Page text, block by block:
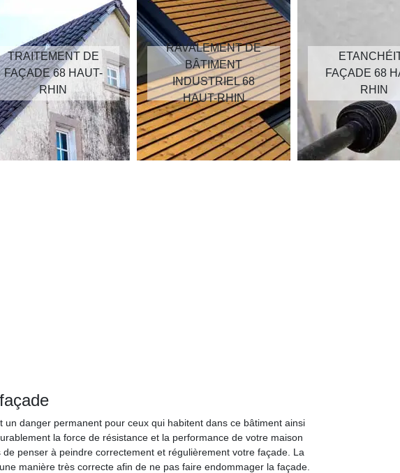
TRAITEMENT DE
FAÇADE 68 HAUT-
RHIN
RAVALEMENT DE
BÂTIMENT
INDUSTRIEL 68
HAUT-RHIN
FAÇADE 68
RHIN
danger permanent pour ceux qui habitent dans ce bâtiment ainsi
la force de résistance et la performance de votre maison
penser à peindre correctement et régulièrement votre façade. La
manière très correcte afin de ne pas faire endommager la façade.